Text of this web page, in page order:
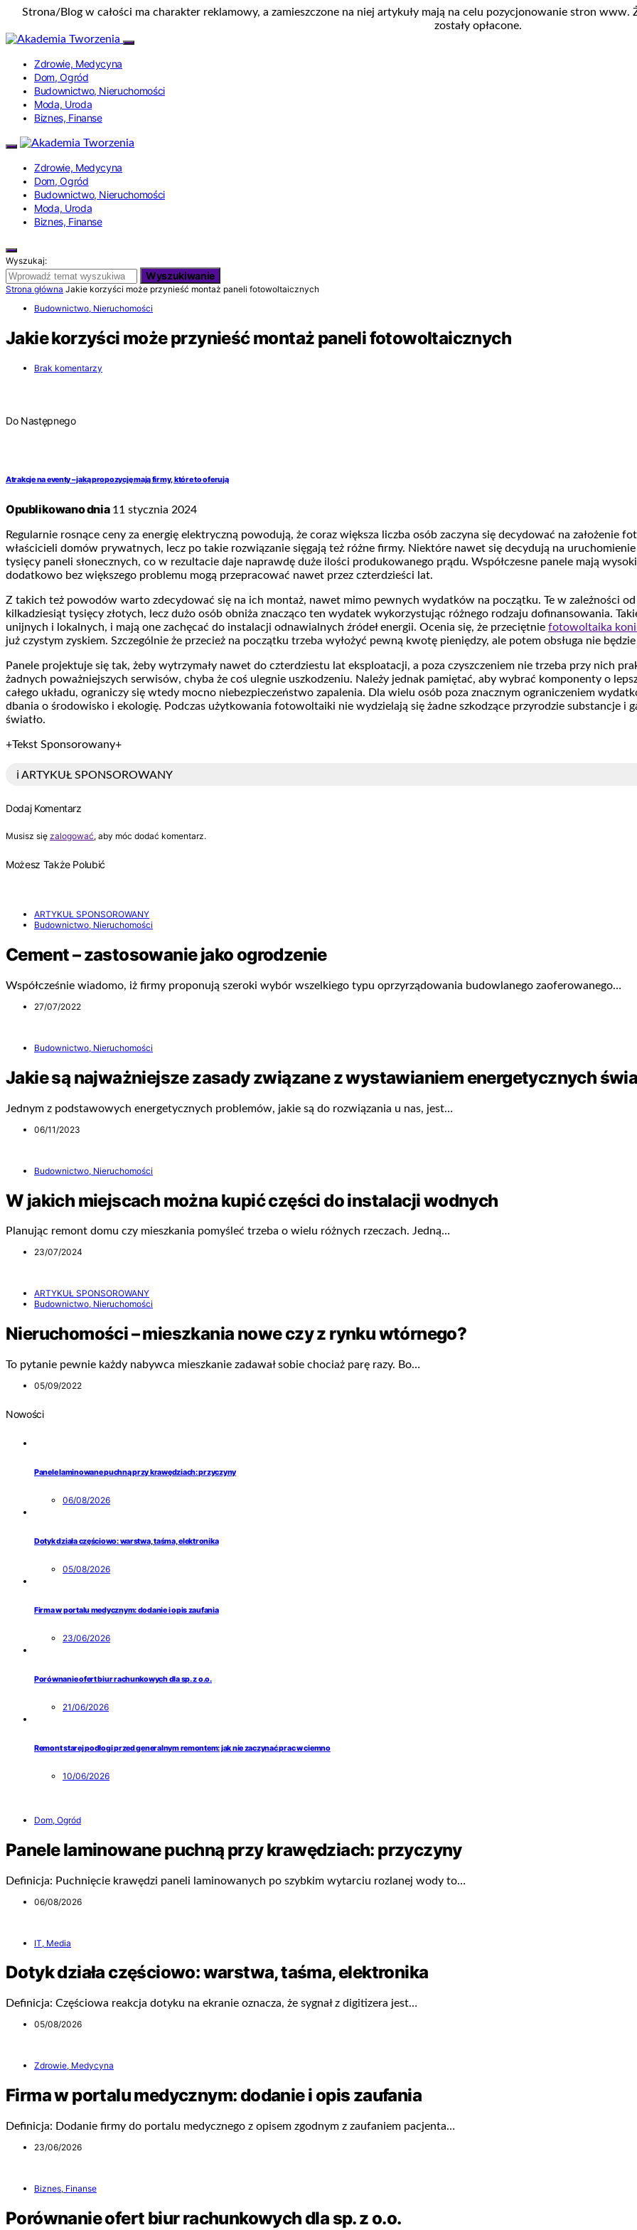
Strona/Blog w całości ma charakter reklamowy, a zamieszczone na niej artykuły mają na celu pozycjonowanie stron
zostały opłacone.
Zdrowie, Medycyna
Dom, Ogród
Budownictwo, Nieruchomości
Moda, Uroda
Biznes, Finanse
Zdrowie, Medycyna
Dom, Ogród
Budownictwo, Nieruchomości
Moda, Uroda
Biznes, Finanse
Wyszukaj:
Wyszukiwanie
Strona główna Jakie korzyści może przynieść montaż paneli fotowoltaicznych
Budownictwo, Nieruchomości
Jakie korzyści może przynieść montaż paneli fotowoltaicznych
Brak komentarzy
Do Następnego
Atrakcje na eventy – jaką propozycję mają firmy, które to oferują
Opublikowano dnia11 stycznia 2024
Regularnie rosnące ceny za energię elektryczną powodują, że coraz większa liczba osób zaczyna się decydować na
właścicieli domów prywatnych, lecz po takie rozwiązanie sięgają też różne firmy. Niektóre nawet się decydują na
tysięcy paneli słonecznych, co w rezultacie daje naprawdę duże ilości produkowanego prądu. Współczesne panele mają
dodatkowo bez większego problemu mogą przepracować nawet przez czterdzieści lat.
Z takich też powodów warto zdecydować się na ich montaż, nawet mimo pewnych wydatków na początku. Te w zależności
kilkadziesiąt tysięcy złotych, lecz dużo osób obniża znacząco ten wydatek wykorzystując różnego rodzaju dofinansowania.
unijnych i lokalnych, i mają one zachęcać do instalacji odnawialnych źródeł energii. Ocenia się, że przeciętnie fotowoltaika
już czystym zyskiem. Szczególnie że przecież na początku trzeba wyłożyć pewną kwotę pieniędzy, ale potem obsługa nie
Panele projektuje się tak, żeby wytrzymały nawet do czterdziestu lat eksploatacji, a poza czyszczeniem nie trzeba przy nich
żadnych poważniejszych serwisów, chyba że coś ulegnie uszkodzeniu. Należy jednak pamiętać, aby wybrać komponenty o
całego układu, ograniczy się wtedy mocno niebezpieczeństwo zapalenia. Dla wielu osób poza znacznym ograniczeniem
dbania o środowisko i ekologię. Podczas użytkowania fotowoltaiki nie wydzielają się żadne szkodzące przyrodzie substancje i
światło.
+Tekst Sponsorowany+
ℹ️ ARTYKUŁ SPONSOROWANY
Dodaj Komentarz
Musisz się zalogować, aby móc dodać komentarz.
Możesz Także Polubić
ARTYKUŁ SPONSOROWANY
Budownictwo, Nieruchomości
Cement – zastosowanie jako ogrodzenie
Współcześnie wiadomo, iż firmy proponują szeroki wybór wszelkiego typu oprzyrządowania budowlanego zaoferowanego…
27/07/2022
Budownictwo, Nieruchomości
Jakie są najważniejsze zasady związane z wystawianiem energetycznych
Jednym z podstawowych energetycznych problemów, jakie są do rozwiązania u nas, jest…
06/11/2023
Budownictwo, Nieruchomości
W jakich miejscach można kupić części do instalacji wodnych
Planując remont domu czy mieszkania pomyśleć trzeba o wielu różnych rzeczach. Jedną…
23/07/2024
ARTYKUŁ SPONSOROWANY
Budownictwo, Nieruchomości
Nieruchomości – mieszkania nowe czy z rynku wtórnego?
To pytanie pewnie każdy nabywca mieszkanie zadawał sobie chociaż parę razy. Bo…
05/09/2022
Nowości
Panele laminowane puchną przy krawędziach: przyczyny
06/08/2026
Dotyk działa częściowo: warstwa, taśma, elektronika
05/08/2026
Firma w portalu medycznym: dodanie i opis zaufania
23/06/2026
Porównanie ofert biur rachunkowych dla sp. z o.o.
21/06/2026
Remont starej podłogi przed generalnym remontem: jak nie zaczynać prac w ciemno
10/06/2026
Dom, Ogród
Panele laminowane puchną przy krawędziach: przyczyny
Definicja: Puchnięcie krawędzi paneli laminowanych po szybkim wytarciu rozlanej wody to…
06/08/2026
IT, Media
Dotyk działa częściowo: warstwa, taśma, elektronika
Definicja: Częściowa reakcja dotyku na ekranie oznacza, że sygnał z digitizera jest…
05/08/2026
Zdrowie, Medycyna
Firma w portalu medycznym: dodanie i opis zaufania
Definicja: Dodanie firmy do portalu medycznego z opisem zgodnym z zaufaniem pacjenta…
23/06/2026
Biznes, Finanse
Porównanie ofert biur rachunkowych dla sp. z o.o.